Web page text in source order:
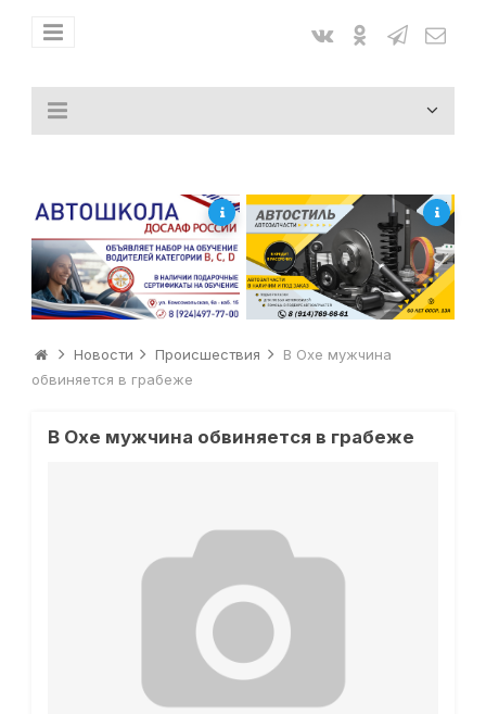
Новости Происшествия
В Охе мужчина
обвиняется в грабеже
В Охе мужчина обвиняется в грабеже